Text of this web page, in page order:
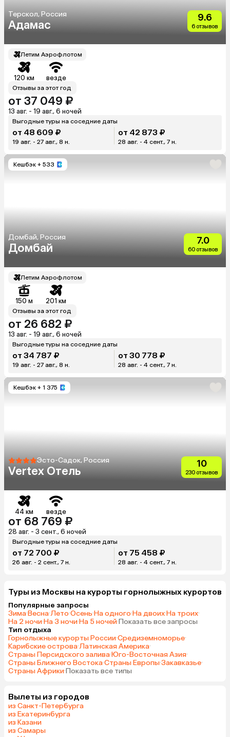
Терскол, Россия
Адамас
9.6
6 отзывов
Летим Аэрофлотом
120 км везде
Отзывы за этот год
от 37 049 ₽
13 авг. - 19 авг., 6 ночей
Выгодные туры на соседние даты
от 48 609 ₽
19 авг. - 27 авг., 8 н.
от 42 873 ₽
28 авг. - 4 сент., 7 н.
Кешбэк + 533
Домбай, Россия
Домбай
7.0
60 отзывов
Летим Аэрофлотом
150 м 201 км
Отзывы за этот год
от 26 682 ₽
13 авг. - 19 авг., 6 ночей
Выгодные туры на соседние даты
от 34 787 ₽
19 авг. - 27 авг., 8 н.
от 30 778 ₽
28 авг. - 4 сент., 7 н.
Кешбэк + 1 375
Эсто-Садок, Россия
Vertex Отель
10
230 отзывов
44 км везде
от 68 769 ₽
28 авг. - 3 сент., 6 ночей
Выгодные туры на соседние даты
от 72 700 ₽
26 авг. - 2 сент., 7 н.
от 75 458 ₽
28 авг. - 4 сент., 7 н.
Туры из Москвы на курорты горнолыжных курортов
Популярные запросы
Зима·Весна·Лето·Осень·На одного·На двоих·На троих·
На 2 ночи·На 3 ночи·На 5 ночей·Показать все запросы
Тип отдыха
Горнолыжные курорты России·Средиземноморье·
Карибские острова·Латинская Америка·
Страны Персидского залива·Юго-Восточная Азия·
Страны Ближнего Востока·Страны Европы·Закавказье·
Страны Африки·Показать все типы
Вылеты из городов
из Санкт-Петербурга
из Екатеринбурга
из Казани
из Самары